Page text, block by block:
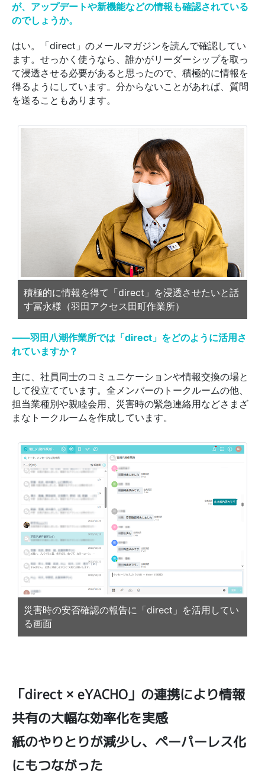
が、アップデートや新機能などの情報も確認されている
のでしょうか。
はい。「direct」のメールマガジンを読んで確認してい
ます。せっかく使うなら、誰かがリーダーシップを取っ
て浸透させる必要があると思ったので、積極的に情報を
得るようにしています。分からないことがあれば、質問
を送ることもあります。
積極的に情報を得て「direct」を浸透させたいと話
す冨永様（羽田アクセス田町作業所）
⸺羽田八潮作業所では「direct」をどのように活用さ
れていますか？
主に、社員同士のコミュニケーションや情報交換の場と
して役立てています。全メンバーのトークルームの他、
担当業種別や親睦会用、災害時の緊急連絡用などさまざ
まなトークルームを作成しています。
災害時の安否確認の報告に「direct」を活用してい
る画面
「direct × eYACHO」の連携により情報
共有の大幅な効率化を実感
紙のやりとりが減少し、ペーパーレス化
にもつながった